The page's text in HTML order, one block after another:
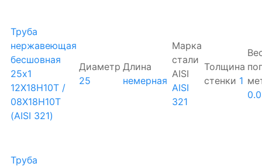
Труба
нержавеющая
бесшовная
25х1
12Х18Н10Т /
08Х18Н10Т
(AISI 321)
Диаметр
25
Длина
немерная
Марка
стали
AISI
AISI
321
Толщина
стенки 1
Труба